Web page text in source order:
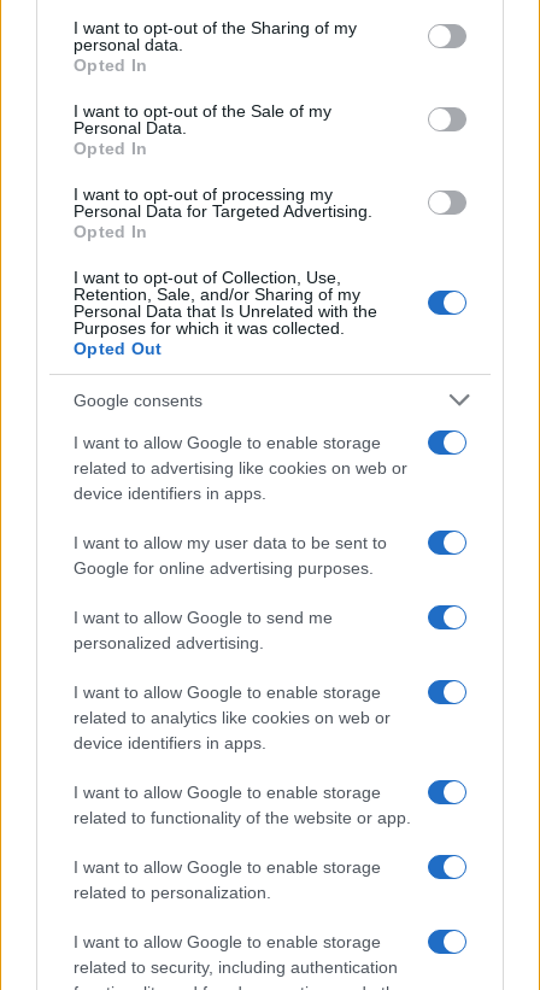
disclose it to other third parties.
Please note that this website/app uses one or more Google
services and may gather and store information including but
not limited to your visit or usage behaviour. You may click to
grant or deny consent to Google and its third-party tags to
consent section.
I want to opt-out of the Sharing of my
personal data.
Opted In
I want to opt-out of the Sale of my
Personal Data.
Opted In
I want to opt-out of processing my
Personal Data for Targeted Advertising.
Opted In
I want to opt-out of Collection, Use,
Retention, Sale, and/or Sharing of my
Personal Data that Is Unrelated with the
Purposes for which it was collected.
Opted Out
Google consents
I want to allow Google to enable storage
related to advertising like cookies on web or
device identifiers in apps.
I want to allow my user data to be sent to
Google for online advertising purposes.
I want to allow Google to send me
personalized advertising.
I want to allow Google to enable storage
related to analytics like cookies on web or
device identifiers in apps.
I want to allow Google to enable storage
related to functionality of the website or app.
I want to allow Google to enable storage
related to personalization.
I want to allow Google to enable storage
related to security, including authentication